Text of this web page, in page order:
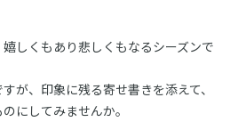
しくもあり悲しくもなるシーズンで
が、印象に残る寄せ書きを添えて、
にしてみませんか。